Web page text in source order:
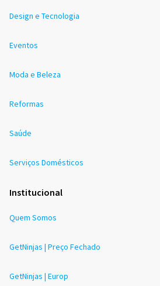
Design e Tecnologia
Eventos
Moda e Beleza
Reformas
Saúde
Serviços Domésticos
Institucional
Quem Somos
GetNinjas | Preço Fechado
GetNinjas | Europ